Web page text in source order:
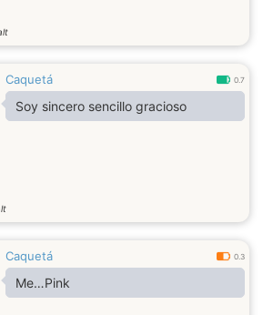
Caquetá 0.7
Soy sincero sencillo gracioso
Caquetá 0.3
Me…Pink